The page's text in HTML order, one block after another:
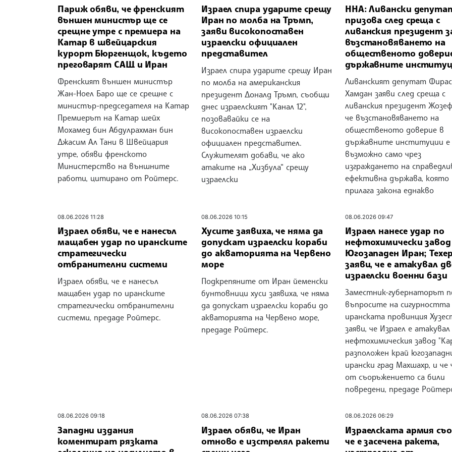
Париж обяви, че френският
външен министър ще се
срещне утре с премиера на
Катар в швейцарския
курорт Бюргенщок, където
преговарят САЩ и Иран
Френският външен министър
Жан-Ноел Баро ще се срещне с
министър-председателя на Катар
Премиерът на Катар шейх
Мохамед бин Абдулрахман бин
Джасим Ал Тани в Швейцария
утре, обяви френското
Министерство на външните
работи, цитирано от Ройтерс.
Израел спира ударите срещу
Иран по молба на Тръмп,
заяви високопоставен
израелски официален
представител
Израел спира ударите срещу Иран
по молба на американския
президент Доналд Тръмп, съобщи
днес израелският "Канал 12",
позовавайки се на
високопоставен израелски
официален представител.
Служителят добави, че ако
атаките на „Хизбула“ срещу
израелски
ННА: Ливански
призова след среща с
ливанския президент
възстановяването на
общественото
държавните
Ливанският депутат Фирас
Хамдан заяви след среща с
ливанския президент
че възстановяването на
общественото доверие в
държавните институции е
възможно само чрез
изграждането на
ефективна държава, която
прилага закона еднакво
08.06.2026 11:28
Израел обяви, че е нанесъл
мащабен удар по иранските
стратегически
отбранителни системи
Израел обяви, че е нанесъл
мащабен удар по иранските
стратегически отбранителни
системи, предаде Ройтерс.
08.06.2026 10:15
Хусите заявиха, че няма да
допускат израелски кораби
до акваторията на Червено
море
Подкрепяните от Иран йеменски
бунтовници хуси заявиха, че няма
да допускат израелски кораби до
акваторията на Червено море,
предаде Ройтерс.
08.06.2026 09:47
Израел нанесе удар по
нефтохимически
Югозападен Иран;
заяви, че е атакувал
израелски военни бази
Заместник-губернаторът
въпросите на сигурността
иранската провинция
заяви, че Израел е атакувал
нефтохимическия завод
разположен край
ирански град Махшахр, и че
от съоръжението са били
повредени, предаде
08.06.2026 09:18
Западни издания
коментират рязката
08.06.2026 07:38
Израел обяви, че Иран
отново е изстрелял ракети
08.06.2026 06:29
Израелската армия
че е засечена ракета,